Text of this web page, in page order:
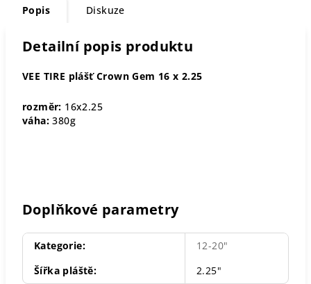
Popis Diskuze
Detailní popis produktu
VEE TIRE plášť Crown Gem 16 x 2.25
rozměr: 16x2.25
váha:380g
Doplňkové parametry
Kategorie:
12-20"
Šířka pláště: 2.25"